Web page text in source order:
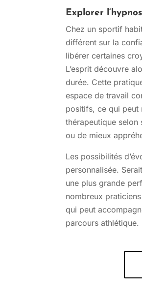
Explorer
Chez un sportif
différent sur la
libérer certaines
L’esprit découvre
durée. Cette
espace de travail
positifs, ce qui peut
thérapeutique selon
ou de mieux
Les possibilités
personnalisée.
une plus grande
nombreux
qui peut
parcours athlétique.